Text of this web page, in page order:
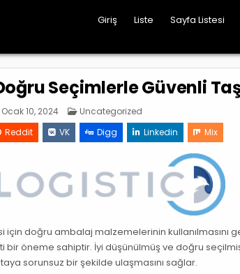
Giriş Liste Sayfa Listesi
Seçimlerle Güvenli
Ocak 10, 2024 Posted
Uncategorized
Reddit VK Digg Linkedin Mix
için doğru ambalaj malzemelerinin kullanılmasını
bir öneme sahiptir. İyi düşünülmüş ve doğru
sorunsuz bir şekilde ulaşmasını sağlar.